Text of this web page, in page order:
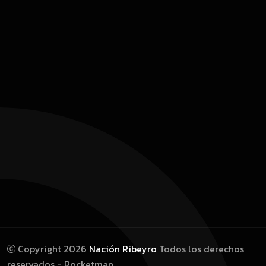
Copyright 2026 Nación Ribeyro Todos los derechos